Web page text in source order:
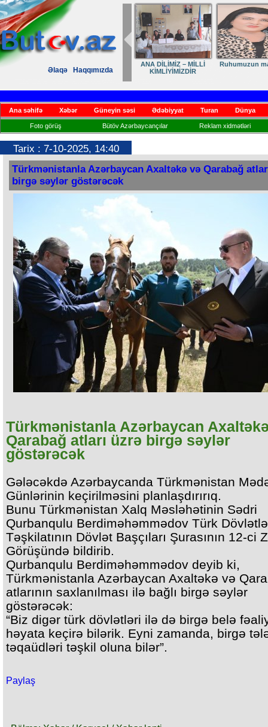
Əlaqə Haqqımızda
ANA DİLİMİZ – MİLLİ
KİMLİYİMİZDİR
Ruhumuzun
Ana səhifə Xəbər Güneyin səsi Ədəbiyyat Turan Dünya
Foto görüş Bütöv Azərbaycançılar Reklam xidmətləri
Tarix : 7-10-2025, 14:40
Türkmənistanla Azərbaycan Axaltəkə və Qarabağ
birgə səylər göstərəcək
Türkmənistanla Azərbaycan
Qarabağ atları üzrə birgə səylər
göstərəcək
Gələcəkdə Azərbaycanda Türkmənistan
Günlərinin keçirilməsini planlaşdırırıq.
Bunu Türkmənistan Xalq Məsləhətinin Sədri
Qurbanqulu Berdiməhəmmədov Türk
Təşkilatının Dövlət Başçıları Şurasının 12-ci
Görüşündə bildirib.
Qurbanqulu Berdiməhəmmədov deyib ki,
Türkmənistanla Azərbaycan Axaltəkə və
atlarının saxlanılması ilə bağlı birgə səylər
göstərəcək:
“Biz digər türk dövlətləri ilə də birgə belə
həyata keçirə bilərik. Eyni zamanda, birgə
təqaüdləri təşkil oluna bilər”.
Paylaş